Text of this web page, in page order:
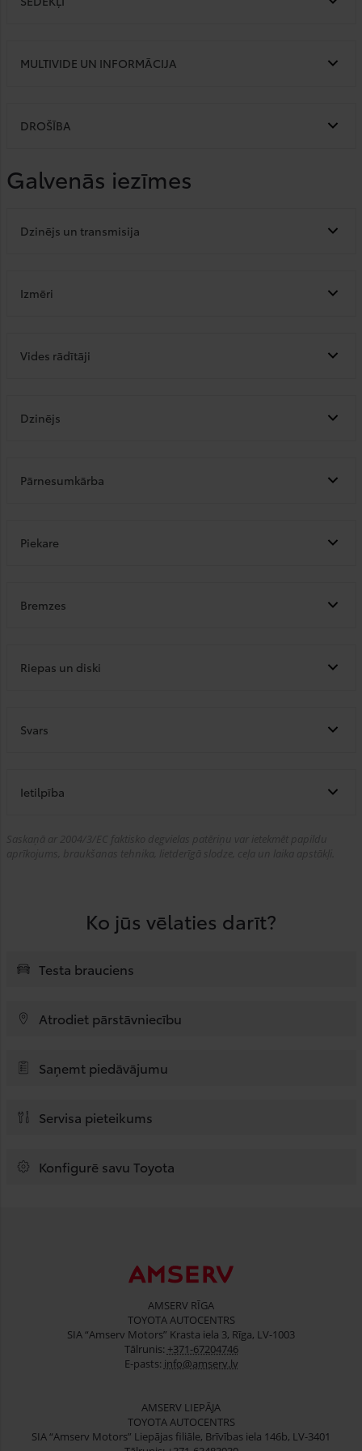
MULTIVIDE UN INFORMĀCIJA
DROŠĪBA
Galvenās iezīmes
Dzinējs un transmisija
Izmēri
Vides rādītāji
Dzinējs
Pārnesumkārba
Piekare
Bremzes
Riepas un diski
Svars
Ietilpība
Saskaņā ar 2004/3/EC faktisko degvielas patēriņu var ietekmēt papildu
aprīkojums, braukšanas tehnika, lietderīgā slodze, ceļa un laika apstākļi.
Ko jūs vēlaties darīt?
Testa brauciens
Atrodiet pārstāvniecību
Saņemt piedāvājumu
Servisa pieteikums
Konfigurē savu Toyota
AMSERV RĪGA
TOYOTA AUTOCENTRS
SIA “Amserv Motors” Krasta iela 3, Rīga, LV-1003
Tālrunis: +371-67204746
E-pasts: info@amserv.lv
AMSERV LIEPĀJA
TOYOTA AUTOCENTRS
SIA “Amserv Motors” Liepājas filiāle, Brīvības iela 146b, LV-3401